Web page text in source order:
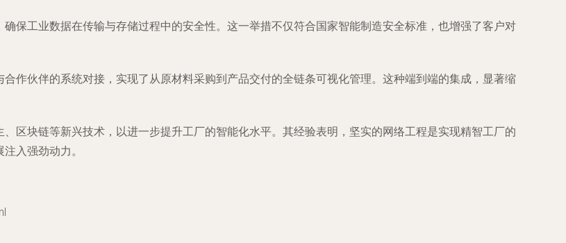
保工业数据在传输与存储过程中的安全性。这一举措不仅符合国家智能制造安全标准，也增强了客户对
作伙伴的系统对接，实现了从原材料采购到产品交付的全链条可视化管理。这种端到端的集成，显著缩
区块链等新兴技术，以进一步提升工厂的智能化水平。其经验表明，坚实的网络工程是实现精智工厂的
入强劲动力。